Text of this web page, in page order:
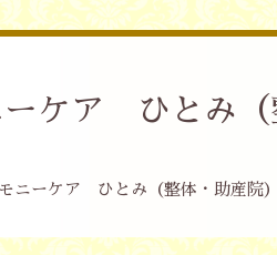
ケア ひとみ（
ニーケア ひとみ（整体・助産院）